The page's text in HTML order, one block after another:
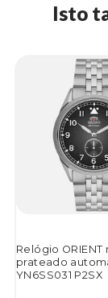
Isto
Relógio ORIENT
prateado
YN6SS031 P2SX